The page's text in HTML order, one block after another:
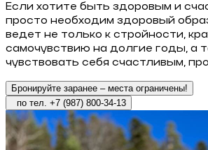
Если хотите быть здоровым и
просто необходим здоровый
ведет не только к стройности,
самочувствию на долгие годы, а
чувствовать себя счастливым,
Бронируйте заранее – места ограничены!
по тел. +7 (987) 800-34-13